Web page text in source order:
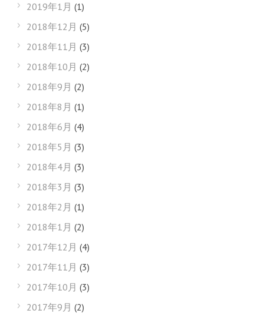
2019年1月 (1)
2018年12月 (5)
2018年11月 (3)
2018年10月 (2)
2018年9月 (2)
2018年8月 (1)
2018年6月 (4)
2018年5月 (3)
2018年4月 (3)
2018年3月 (3)
2018年2月 (1)
2018年1月 (2)
2017年12月 (4)
2017年11月 (3)
2017年10月 (3)
2017年9月 (2)